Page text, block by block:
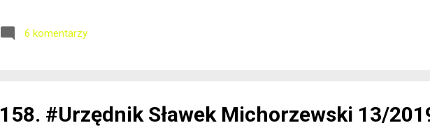
krótszej formie - około 200 stron. Rozdziały Książka składa się z 3
6 komentarzy
158. #Urzędnik Sławek Michorzewski 13/